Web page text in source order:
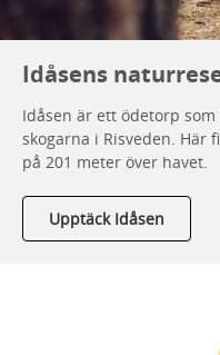
Idåsens
Idåsen är ett ödetorp
skogarna i Risveden. Här
på 201 meter över havet.
Upptäck Idåsen